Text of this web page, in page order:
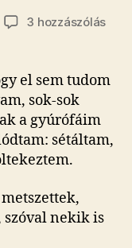
3 hozzászólás
el sem tudom
sok-sok
a gyúrófáim
sétáltam,
szóval nekik is